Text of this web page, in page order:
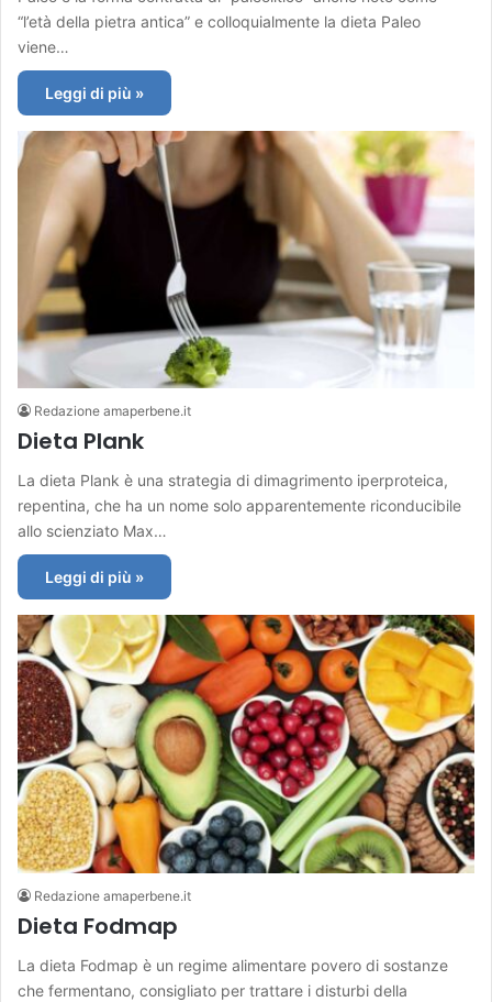
“l’età della pietra antica” e colloquialmente la dieta Paleo
viene…
Leggi di più »
Redazione amaperbene.it
Dieta Plank
La dieta Plank è una strategia di dimagrimento iperproteica,
repentina, che ha un nome solo apparentemente riconducibile
allo scienziato Max…
Leggi di più »
Redazione amaperbene.it
Dieta Fodmap
La dieta Fodmap è un regime alimentare povero di sostanze
che fermentano, consigliato per trattare i disturbi della